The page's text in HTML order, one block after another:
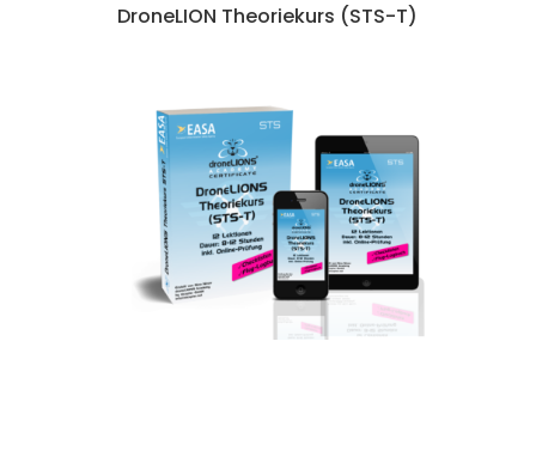
DroneLION Theoriekurs (STS-T)